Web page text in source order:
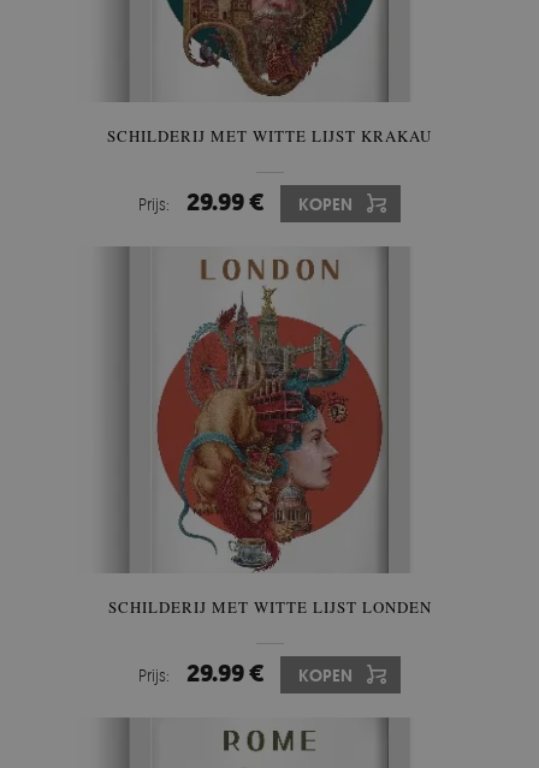
SCHILDERIJ MET WITTE LIJST KRAKAU
Prijs: 29.99 € KOPEN
SCHILDERIJ MET WITTE LIJST LONDEN
Prijs: 29.99 € KOPEN